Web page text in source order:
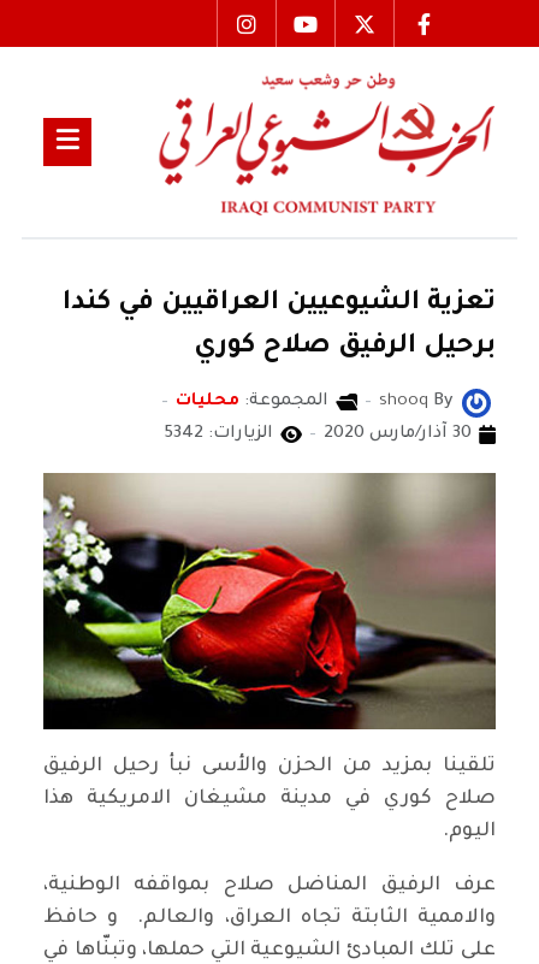
تعزية الشيوعيين العراقيين في كندا
برحيل الرفيق صلاح كوري
By
shooq المجموعة: محليات
30 آذار/مارس 2020
الزيارات: 5342
تلقينا بمزيد من الحزن والأسى نبأ رحيل الرفيق
صلاح كوري في مدينة مشيغان الامريكية هذا
اليوم.
عرف الرفيق المناضل صلاح بمواقفه الوطنية،
والاممية الثابتة تجاه العراق، والعالم. و حافظ
على تلك المبادئ الشيوعية التي حملها، وتبنّاها في